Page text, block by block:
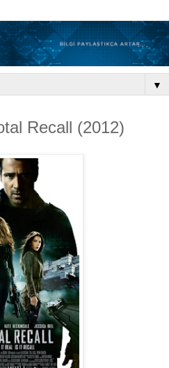
▼
Recall (2012)